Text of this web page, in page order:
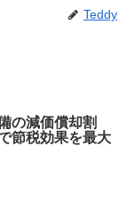
Teddy
の減価償却割
節税効果を最大